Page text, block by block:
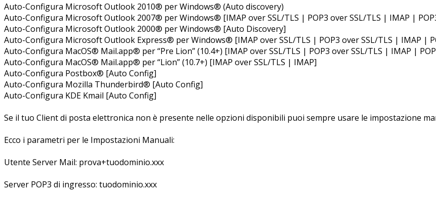
Auto-Configura Microsoft Outlook 2010® per Windows® (Auto discovery)
Auto-Configura Microsoft Outlook 2007® per Windows® [IMAP over SSL/TLS | POP3 over SSL/TLS | IMAP |
Auto-Configura Microsoft Outlook 2000® per Windows® [Auto Discovery]
Auto-Configura Microsoft Outlook Express® per Windows® [IMAP over SSL/TLS | POP3 over SSL/TLS | IMAP |
Auto-Configura MacOS® Mail.app® per “Pre Lion” (10.4+) [IMAP over SSL/TLS | POP3 over SSL/TLS | IMAP |
Auto-Configura MacOS® Mail.app® per “Lion” (10.7+) [IMAP over SSL/TLS | IMAP]
Auto-Configura Postbox® [Auto Config]
Auto-Configura Mozilla Thunderbird® [Auto Config]
Auto-Configura KDE Kmail [Auto Config]
Se il tuo Client di posta elettronica non è presente nelle opzioni disponibili puoi sempre usare le impostazione
Ecco i parametri per le Impostazioni Manuali:
Utente Server Mail: prova+tuodominio.xxx
Server POP3 di ingresso: tuodominio.xxx